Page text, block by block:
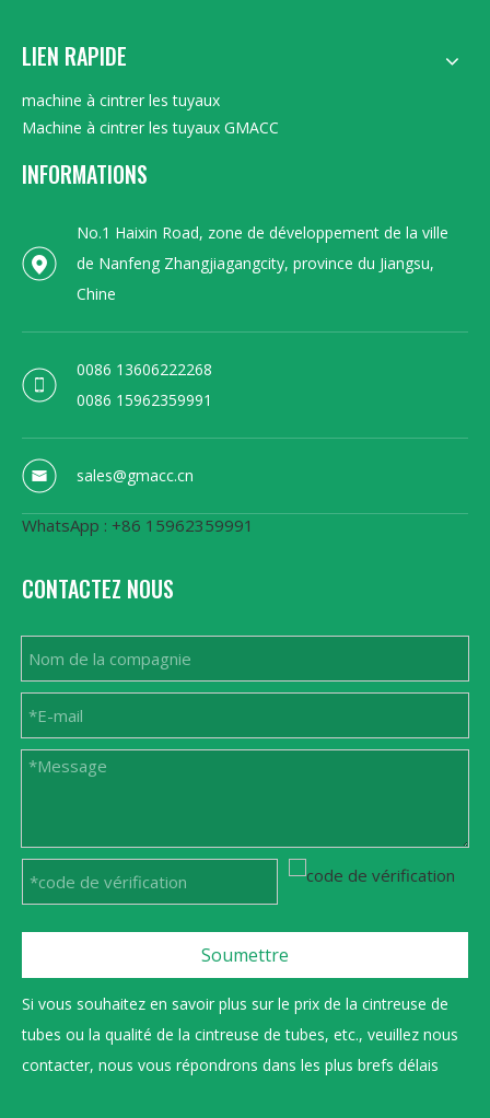
LIEN RAPIDE
machine à cintrer les tuyaux
Machine à cintrer les tuyaux GMACC
INFORMATIONS
No.1 Haixin Road, zone de développement de la ville
de Nanfeng Zhangjiagangcity, province du Jiangsu,
Chine
0086 13606222268
0086 15962359991
sales@gmacc.cn
WhatsApp : +86 15962359991
CONTACTEZ NOUS
Soumettre
Si vous souhaitez en savoir plus sur le prix de la cintreuse de
tubes ou la qualité de la cintreuse de tubes, etc., veuillez nous
contacter, nous vous répondrons dans les plus brefs délais